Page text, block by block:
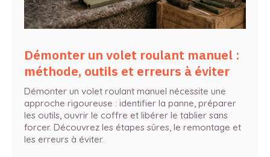
Démonter un volet roulant manuel :
méthode, outils et erreurs à éviter
Démonter un volet roulant manuel nécessite une
approche rigoureuse : identifier la panne, préparer
les outils, ouvrir le coffre et libérer le tablier sans
forcer. Découvrez les étapes sûres, le remontage et
les erreurs à éviter.